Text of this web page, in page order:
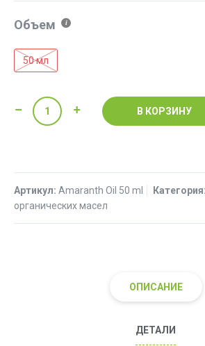
Объем
50 мл
Количество
товара
В КОРЗИНУ
Артикул: Amaranth Oil 50 ml Категория:
органических масел
ОПИСАНИЕ
ДЕТАЛИ